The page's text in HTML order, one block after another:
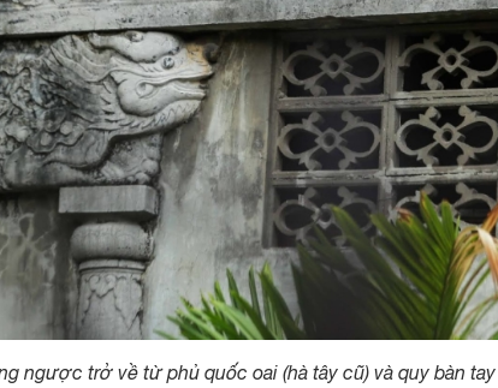
ngược trở về từ phủ quốc oai (hà tây cũ) và quy bàn